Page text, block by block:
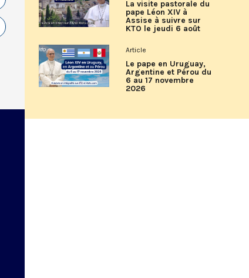
La visite pastorale du
pape Léon XIV à
Assise à suivre sur
KTO le jeudi 6 août
Article
Le pape en Uruguay,
Argentine et Pérou du
6 au 17 novembre
2026